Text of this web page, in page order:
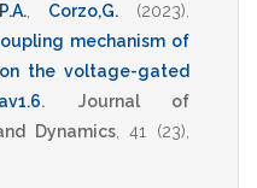
Corzo,G. (2023)
mechanism of
the voltage-gated
.
Journal of
Dynamics,41
(23),